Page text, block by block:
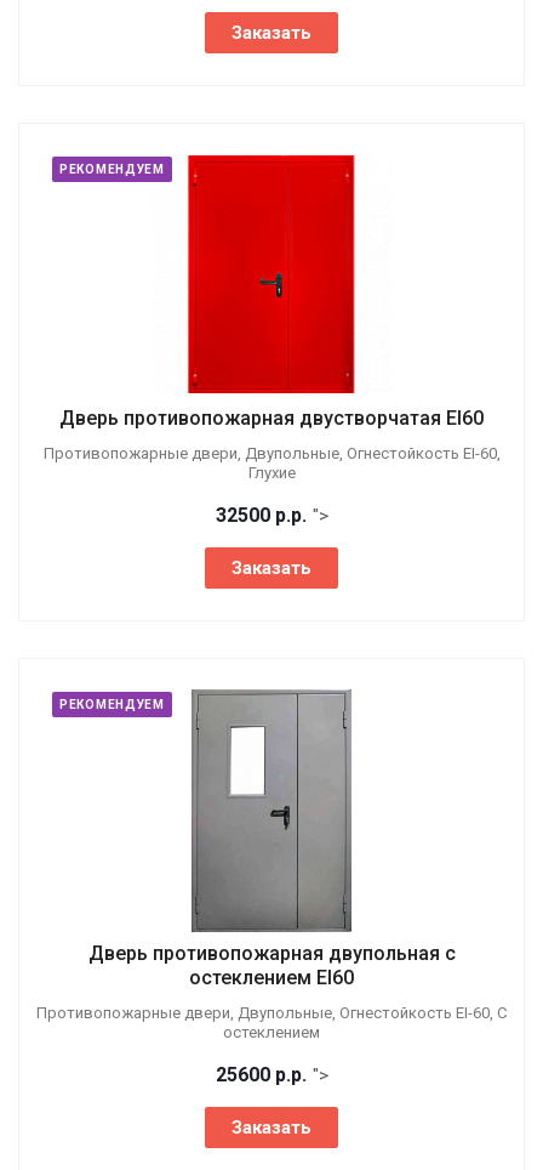
Заказать
РЕКОМЕНДУЕМ
Дверь противопожарная двустворчатая EI60
Противопожарные двери, Двупольные, Огнестойкость EI-60,
Глухие
32500 р.р. ">
Заказать
РЕКОМЕНДУЕМ
Дверь противопожарная двупольная с
остеклением EI60
Противопожарные двери, Двупольные, Огнестойкость EI-60, С
остеклением
25600 р.р. ">
Заказать